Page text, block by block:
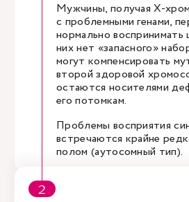
Мужчины, получая Х-
с проблемными генами,
нормально воспринимать
них нет «запасного»
могут компенсировать
второй здоровой
остаются носителями
его потомкам.
Проблемы восприятия
встречаются крайне
полом (аутосомный тип).